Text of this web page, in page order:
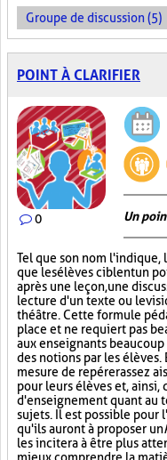
Groupe de discussion (5)
POINT À CLARIFIER
0 Un
Tel que son nom l'indique,
que les élèves ciblent un
après une leçon, une
lecture d'un texte ou le
théâtre. Cette formule
place et ne requiert pas
aux enseignants
des notions par les
mesure de repérer assez
pour leurs élèves et,
d'enseignement quant au
sujets. Il est possible pour
qu'ils auront à proposer un
les incitera à être plus